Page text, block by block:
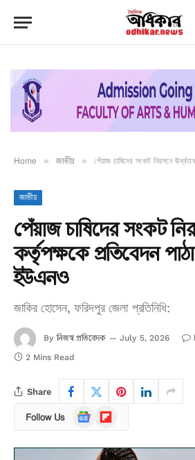
Home » জাতীয় » পেঁয়াজ চাষিদের সংকট নিরসনে ঊর্ধ্বতন
জাতীয়
পেঁয়াজ চাষিদের সংকট
কর্তৃপক্ষকে প্রতিবেদন
ইউএনও
জাকির হোসেন, ফরিদপুর জেলা প্রতিনিধি:
By নিজস্ব প্রতিবেদক July 5, 2026
2 Mins Read
Share
Follow Us
Google
News
Flipboard